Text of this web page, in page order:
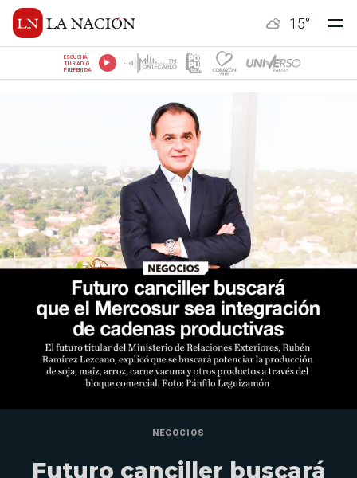
15°
ESCUCHÁ
TU RADIO
PREFERIDA
NEGOCIOS
Futuro canciller buscará